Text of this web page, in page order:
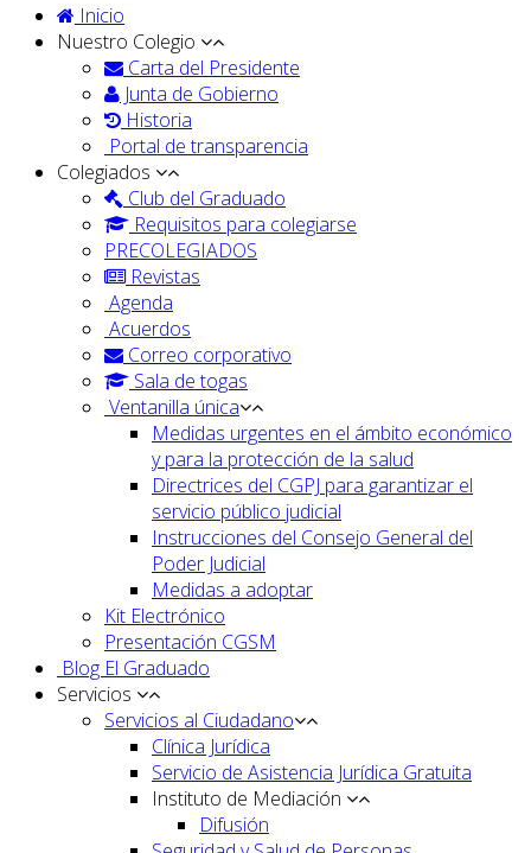
Inicio
Nuestro Colegio
Carta del Presidente
Junta de Gobierno
Historia
Portal de transparencia
Colegiados
Club del Graduado
Requisitos para colegiarse
PRECOLEGIADOS
Revistas
Agenda
Acuerdos
Correo corporativo
Sala de togas
Ventanilla única
Medidas urgentes en el ámbito económico
y para la protección de la salud
Directrices del CGPJ para garantizar el
servicio público judicial
Instrucciones del Consejo General del
Poder Judicial
Medidas a adoptar
Kit Electrónico
Presentación CGSM
Blog El Graduado
Servicios
Servicios al Ciudadano
Clínica Jurídica
Servicio de Asistencia Jurídica Gratuita
Instituto de Mediación
Difusión